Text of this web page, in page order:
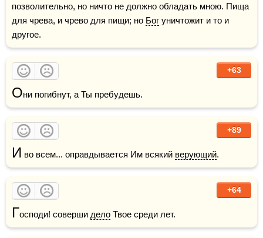
позволительно, но ничто не должно обладать мною. Пища
для чрева, и чрево для пищи; но Бог уничтожит и то и
другое.
+63
Они погибнут, а Ты пребудешь.
+89
И во всем... оправдывается Им всякий верующий.
+64
Господи! соверши дело Твое среди лет.